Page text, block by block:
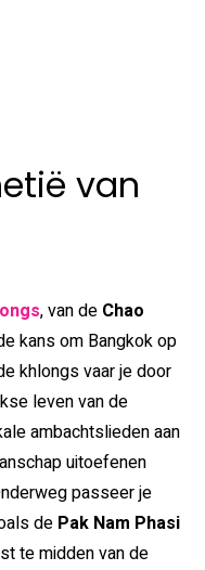
van
, van de Chao
kans om Bangkok op
khlongs vaar je door
leven van de
ambachtslieden aan
uitoefenen
passeer je
de Pak Nam Phasi
te midden van de